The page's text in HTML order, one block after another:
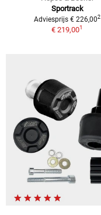
Sportrack
Adviesprijs € 226,002
€ 219,001